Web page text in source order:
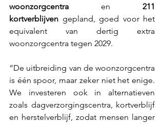
woonzorgcentra en 211
kortverblijven gepland, goed voor het
equivalent van dertig extra
woonzorgcentra tegen 2029.
“De uitbreiding van de woonzorgcentra
is één spoor, maar zeker niet het enige.
We investeren ook in alternatieven
zoals dagverzorgingscentra, kortverblijf
en herstelverblijf, zodat mensen langer